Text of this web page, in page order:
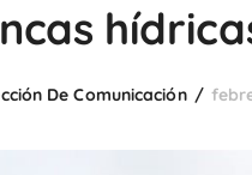
De Comunicación